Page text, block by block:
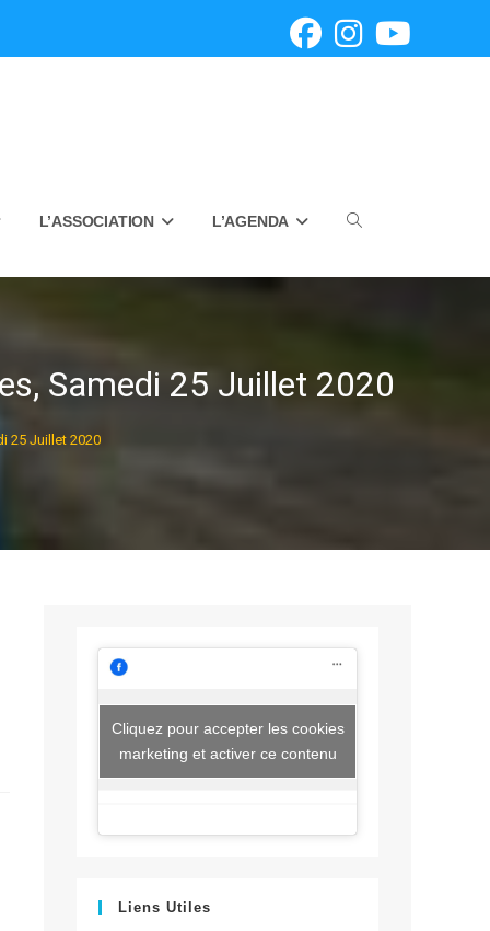
L’ASSOCIATION L’AGENDA Toggle
Samedi 25 Juillet 2020
25 Juillet 2020
Cliquez pour accepter les cookies
marketing et activer ce contenu
Liens Utiles